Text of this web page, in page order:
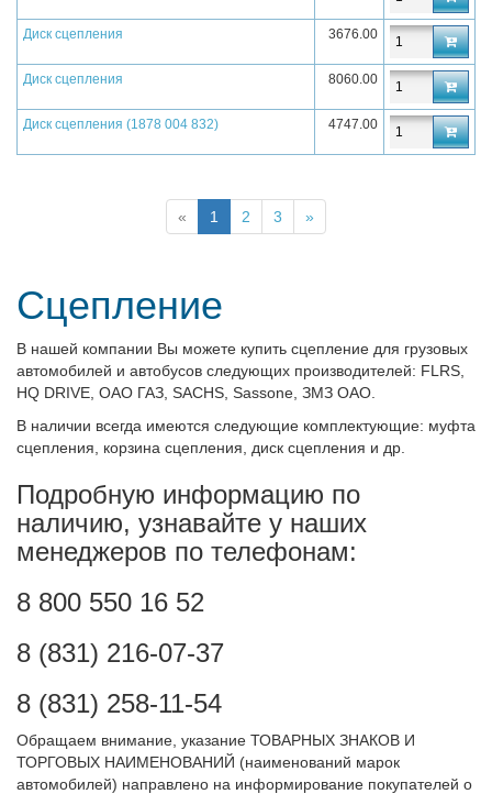
Диск сцепления 3676.00
Диск сцепления 8060.00
Диск сцепления (1878 004 832) 4747.00
« 1 2 3 »
Сцепление
В нашей компании Вы можете купить сцепление для грузовых
автомобилей и автобусов следующих производителей: FLRS,
HQ DRIVE, ОАО ГАЗ, SACHS , Sassone , ЗМЗ ОАО.
В наличии всегда имеются следующие комплектующие: муфта
сцепления, корзина сцепления, диск сцепления и др.
Подробную информацию по
наличию, узнавайте у наших
менеджеров по телефонам:
8 800 550 16 52
8 (831) 216-07-37
8 (831) 258-11-54
Обращаем внимание, указание ТОВАРНЫХ ЗНАКОВ И
ТОРГОВЫХ НАИМЕНОВАНИЙ (наименований марок
автомобилей) направлено на информирование покупателей о